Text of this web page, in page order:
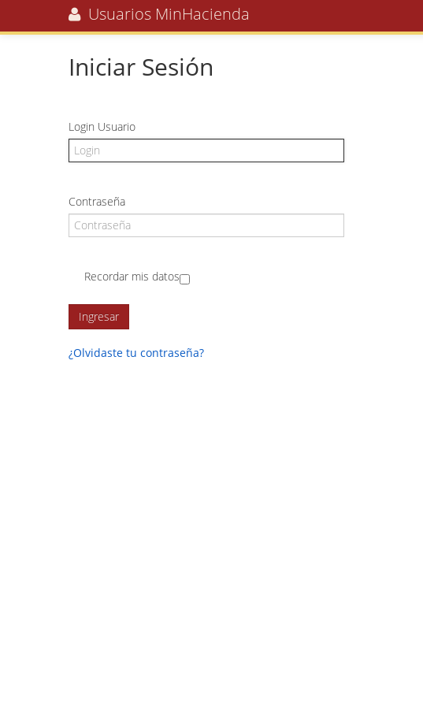
Usuarios MinHacienda
Iniciar Sesión
Login Usuario
Contraseña
Recordar mis datos
¿Olvidaste tu contraseña?